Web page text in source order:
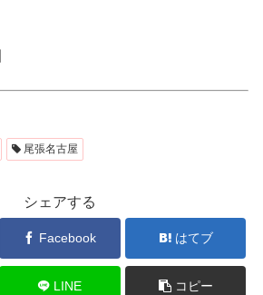
尾張名古屋
シェアする
Facebook はてブ
LINE コピー